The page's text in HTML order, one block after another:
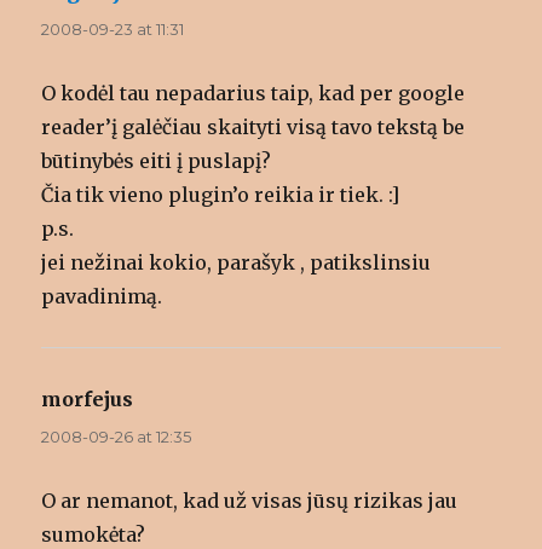
2008-09-23 at 11:31
O kodėl tau nepadarius taip, kad per google
reader’į galėčiau skaityti visą tavo tekstą be
būtinybės eiti į puslapį?
Čia tik vieno plugin’o reikia ir tiek. :]
p.s.
jei nežinai kokio, parašyk , patikslinsiu
pavadinimą.
morfejus
2008-09-26 at 12:35
O ar nemanot, kad už visas jūsų rizikas jau
sumokėta?